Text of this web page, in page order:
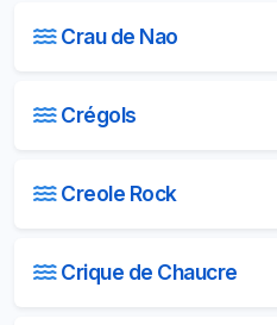
Crau de Nao
Crégols
Creole Rock
Crique de Chaucre